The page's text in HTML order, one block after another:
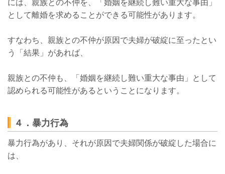
には、 親族との不仲を、
「婚姻を継続し難い重大な事由」
として離婚を求めることができる可能性があります。
すなわち、 親族との不仲が原因で夫婦が破綻に至ったとい
う「結果」があれば、
親族との不仲も、「婚姻を継続し難い重大な事由」として
認められる可能性があるということになります。
４．暴力行為
暴力行為があり、それが原因で夫婦関係が破綻した場合に
は、